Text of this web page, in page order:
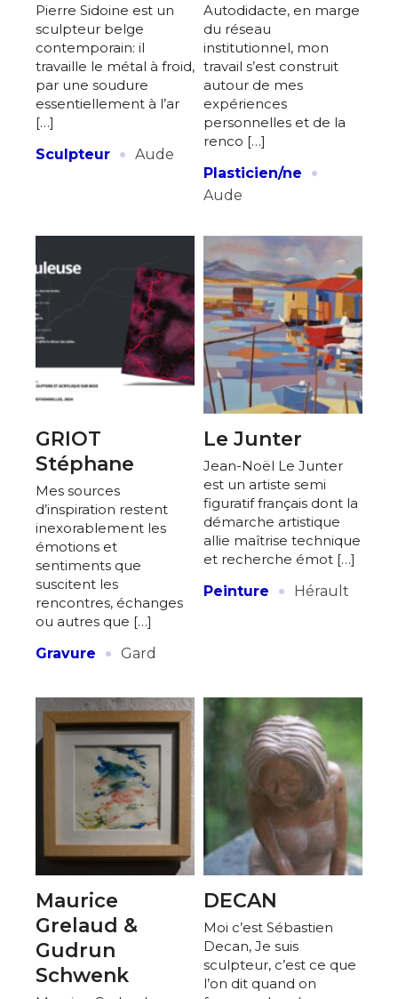
Pierre Sidoine est un
sculpteur belge
contemporain: il
travaille le métal à froid,
par une soudure
essentiellement à l’ar
[…]
Sculpteur · Aude
Autodidacte, en marge
du réseau
institutionnel, mon
travail s’est construit
autour de mes
expériences
personnelles et de la
renco […]
Plasticien/ne
·
Aude
GRIOT
Stéphane
Mes sources
d’inspiration restent
inexorablement les
émotions et
sentiments que
suscitent les
rencontres, échanges
ou autres que […]
Gravure
· Gard
Le Junter
Jean-Noël Le Junter
est un artiste semi
figuratif français dont la
démarche artistique
allie maîtrise technique
et recherche émot […]
Peinture
· Hérault
Maurice
Grelaud &
Gudrun
Schwenk
DECAN
Moi c’est Sébastien
Decan, Je suis
sculpteur, c’est ce que
l’on dit quand on